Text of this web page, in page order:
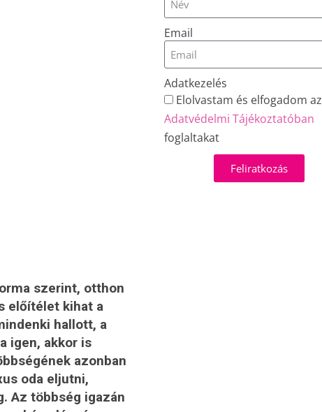
szerint, otthon
előítélet kihat a
hallott, a
igen, akkor is
azonban
oda eljutni,
Az többség igazán
Email
Adatkezelés
Elolvastam és elfogadom az
Adatvédelmi Tájékoztatóban
foglaltakat
Feliratkozás